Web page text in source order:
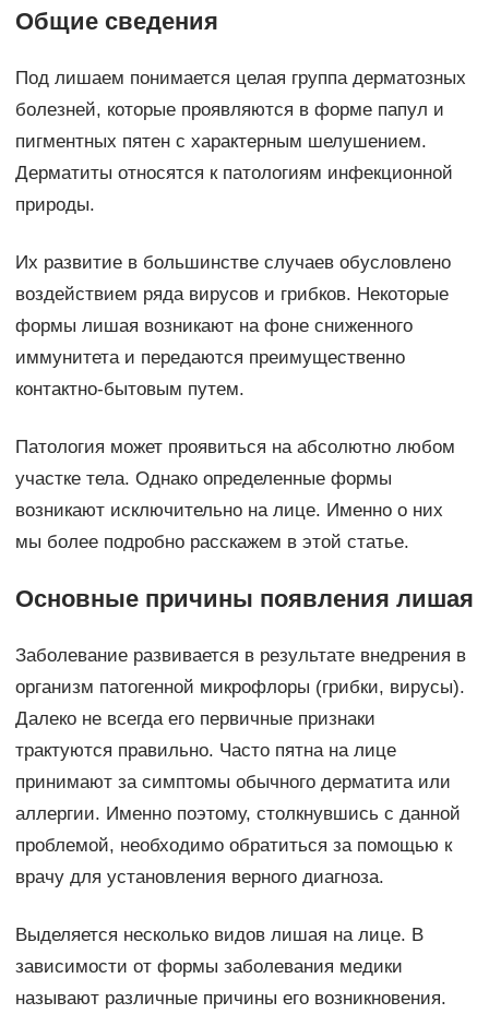
Общие сведения
Под лишаем понимается целая группа дерматозных
болезней, которые проявляются в форме папул и
пигментных пятен с характерным шелушением.
Дерматиты относятся к патологиям инфекционной
природы.
Их развитие в большинстве случаев обусловлено
воздействием ряда вирусов и грибков. Некоторые
формы лишая возникают на фоне сниженного
иммунитета и передаются преимущественно
контактно-бытовым путем.
Патология может проявиться на абсолютно любом
участке тела. Однако определенные формы
возникают исключительно на лице. Именно о них
мы более подробно расскажем в этой статье.
Основные причины появления лишая
Заболевание развивается в результате внедрения в
организм патогенной микрофлоры (грибки, вирусы).
Далеко не всегда его первичные признаки
трактуются правильно. Часто пятна на лице
принимают за симптомы обычного дерматита или
аллергии. Именно поэтому, столкнувшись с данной
проблемой, необходимо обратиться за помощью к
врачу для установления верного диагноза.
Выделяется несколько видов лишая на лице. В
зависимости от формы заболевания медики
называют различные причины его возникновения.